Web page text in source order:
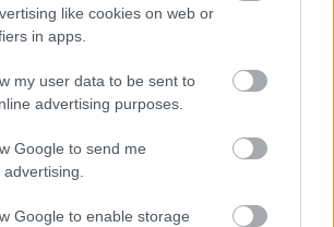
like cookies on web or
in apps.
my user data to be sent to
advertising purposes.
Google to send me
Google to enable storage